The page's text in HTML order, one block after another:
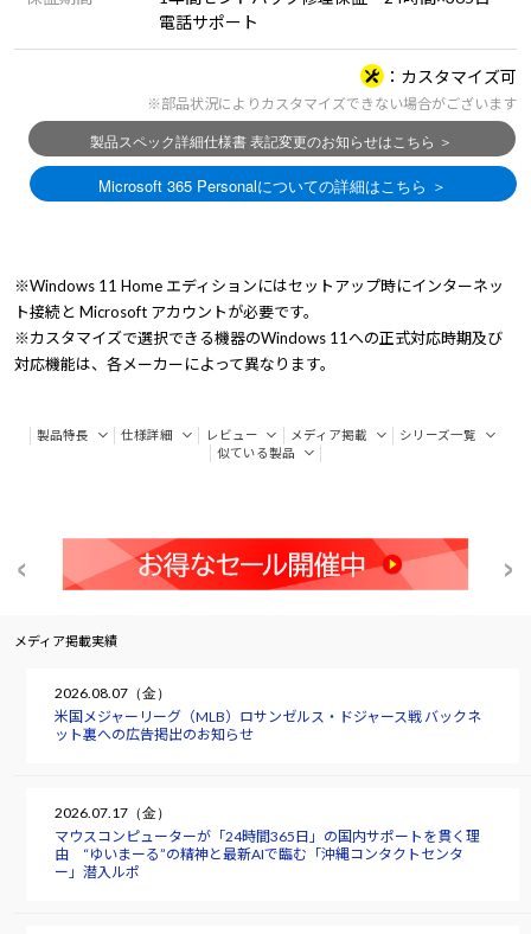
電話サポート
カスタマイズ可
※部品状況によりカスタマイズできない場合がございます
※Windows 11 Home エディションにはセットアップ時にインターネッ
ト接続と Microsoft アカウントが必要です。
※カスタマイズで選択できる機器のWindows 11への正式対応時期及び
対応機能は、各メーカーによって異なります。
製品特長 仕様詳細 レビュー メディア掲載
シリーズ一覧
似ている製品
メディア掲載実績
2026.08.07（金）
米国メジャーリーグ（MLB）ロサンゼルス・ドジャース戦 バックネ
ット裏への広告掲出のお知らせ
2026.07.17（金）
マウスコンピューターが「24時間365日」の国内サポートを貫く理
由 “ゆいまーる”の精神と最新AIで臨む「沖縄コンタクトセンタ
ー」潜入ルポ